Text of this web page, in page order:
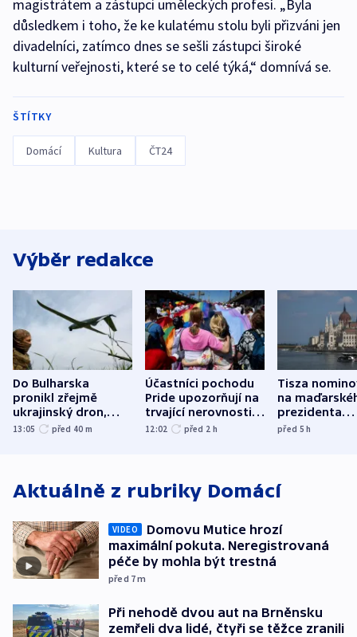
magistrátem a zástupci uměleckých profesí. „Byla
důsledkem i toho, že ke kulatému stolu byli přizváni jen
divadelníci, zatímco dnes se sešli zástupci široké
kulturní veřejnosti, které se to celé týká,“ domnívá se.
ŠTÍTKY
Domácí Kultura ČT24
Výběr redakce
Do Bulharska
pronikl zřejmě
ukrajinský dron,
explodoval kilometr
13:05 před 40 m
Účastníci pochodu
Pride upozorňují na
trvající nerovnosti i
společenskou
12:02 před 2 h
Tisza
na
prezidenta
bývalého
před 5h
Aktuálně z rubriky Domácí
VIDEO
Domovu Mutice hrozí
maximální pokuta. Neregistrovaná
péče by mohla být trestná
před 7m
Při nehodě dvou aut na Brněnsku
zemřeli dva lidé, čtyři se těžce zranili